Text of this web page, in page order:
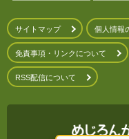
サイトマップ 個人情報
免責事項・リンクについて
RSS配信について